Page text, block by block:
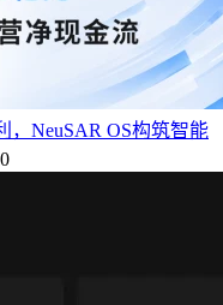
，NeuSAR OS构筑智能